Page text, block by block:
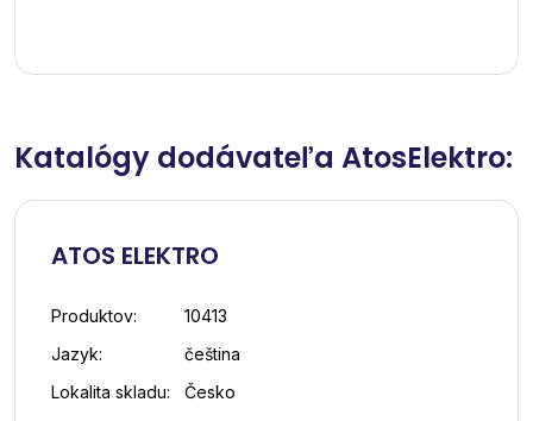
Katalógy dodávateľa AtosElektro:
ATOS ELEKTRO
Produktov:
10413
Jazyk:
čeština
Lokalita skladu:
Česko